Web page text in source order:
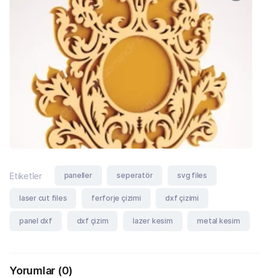
Etiketler paneller seperatör svg files
laser cut files ferforje çizimi dxf çizimi
panel dxf dxf çizim lazer kesim metal kesim
Yorumlar (0)